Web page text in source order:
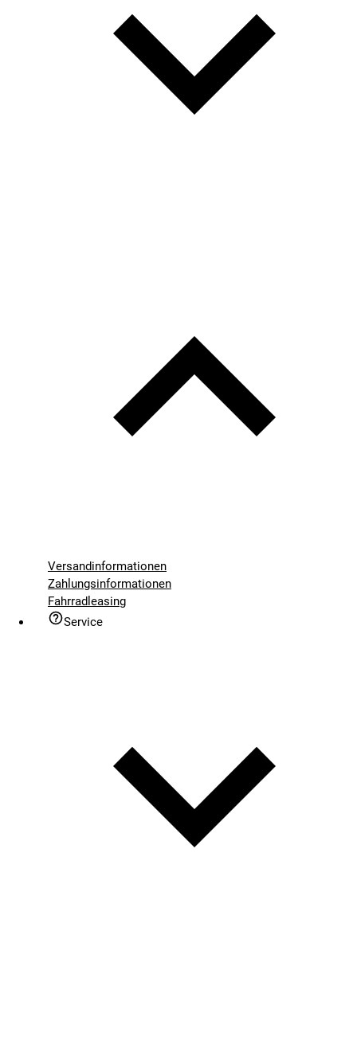
Versandinformationen
Zahlungsinformationen
Fahrradleasing
Service